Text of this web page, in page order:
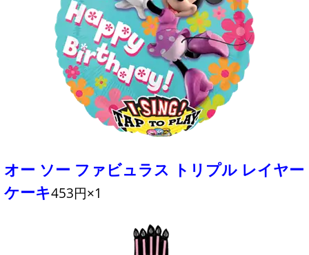
オー ソー ファビュラス トリプル レイヤー
ケーキ453円×1